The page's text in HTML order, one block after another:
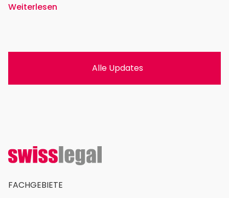
Weiterlesen
Alle Updates
FACHGEBIETE